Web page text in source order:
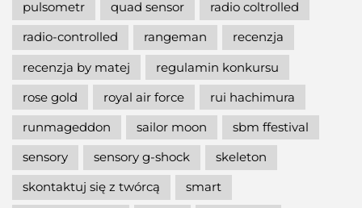
pulsometr quad sensor
radio coltrolled
radio-controlled
rangeman
recenzja
recenzja by matej
regulamin konkursu
rose gold
royal air force
rui hachimura
runmageddon
sailor moon
sbm ffestival
sensory
sensory g-shock
skeleton
skontaktuj się z twórcą
smart